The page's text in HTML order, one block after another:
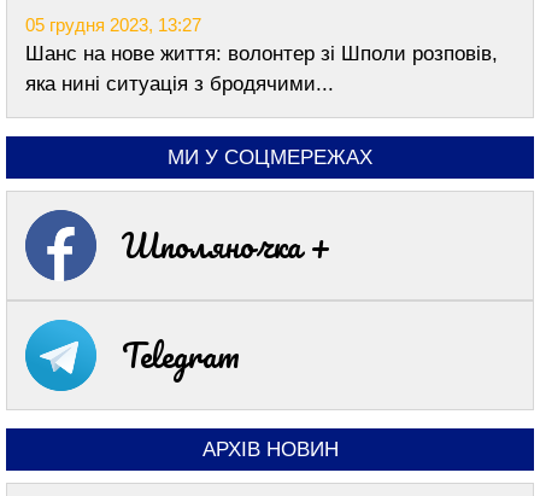
05 грудня 2023, 13:27
Шанс на нове життя: волонтер зі Шполи розповів,
яка нині ситуація з бродячими...
МИ У СОЦМЕРЕЖАХ
Шполяночка +
Telegram
АРХІВ НОВИН